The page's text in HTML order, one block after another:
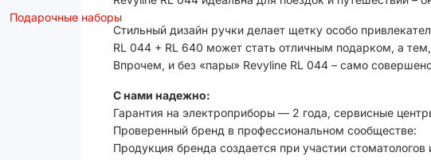
Подарочные наборы
Стильный дизайн ручки делает щетку особо
RL 044 + RL 640 может стать отличным подарком, а
Впрочем, и без «пары» Revyline RL 044 – само
С нами надежно:
Гарантия на электроприборы — 2 года, сервисные
Проверенный бренд в профессиональном сообществе:
Продукция бренда создается при участии